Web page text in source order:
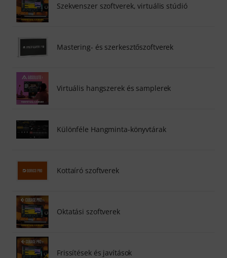
Szekvenszer szoftverek, virtuális stúdió
Mastering- és szerkesztőszoftverek
Virtuális hangszerek és samplerek
Különféle Hangminta-könyvtárak
Kottaíró szoftverek
Oktatási szoftverek
Frissítések és javítások